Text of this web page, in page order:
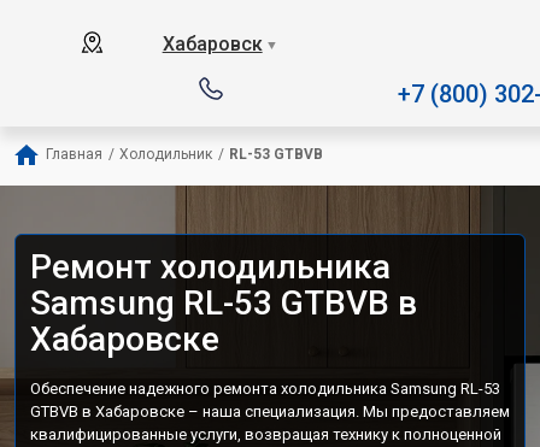
Хабаровск ▼
+7 (800)
Главная / Холодильник / RL-53 GTBVB
Ремонт холодильника
Samsung RL-53 GTBVB в
Хабаровске
Обеспечение надежного ремонта холодильника Samsung RL-53
GTBVB в Хабаровске – наша специализация. Мы предоставляем
квалифицированные услуги, возвращая технику к полноценной